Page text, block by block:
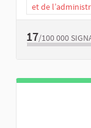
et de
17/100 000